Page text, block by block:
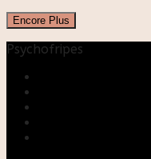
Encore Plus
Psychofripes